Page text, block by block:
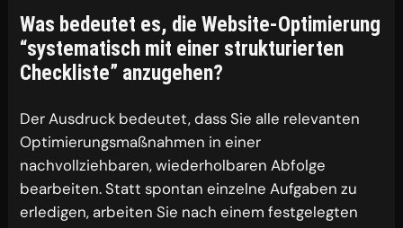
Was bedeutet es, die Website-Optimierung
“systematisch mit einer strukturierten
Checkliste” anzugehen?
Der Ausdruck bedeutet, dass Sie alle relevanten
Optimierungsmaßnahmen in einer
nachvollziehbaren, wiederholbaren Abfolge
bearbeiten. Statt spontan einzelne Aufgaben zu
erledigen, arbeiten Sie nach einem festgelegten